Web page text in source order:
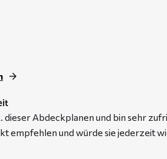
Abdeckplanen und bin sehr
empfehlen und würde sie jederzeit